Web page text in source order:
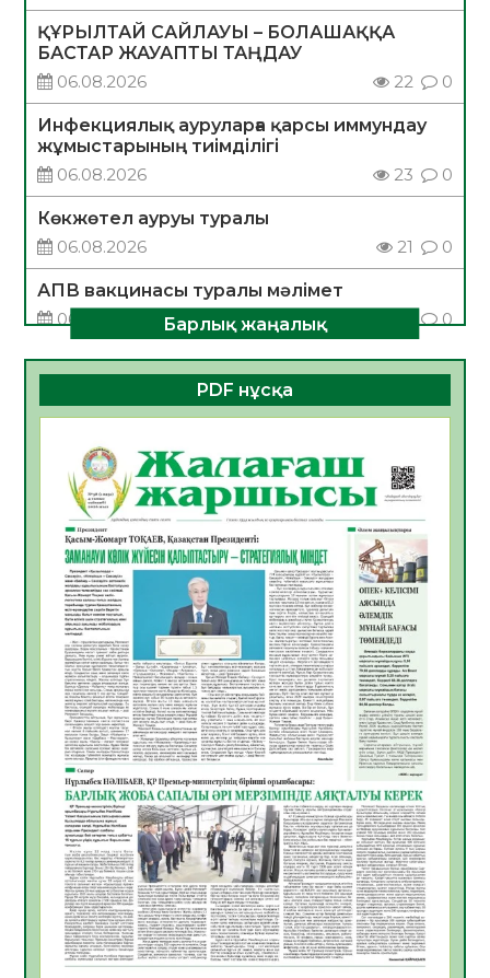
ҚҰРЫЛТАЙ САЙЛАУЫ – БОЛАШАҚҚА
БАСТАР ЖАУАПТЫ ТАҢДАУ
06.08.2026
22 0
Инфекциялық ауруларға қарсы иммундау
жұмыстарының тиімділігі
06.08.2026
23 0
Көкжөтел ауруы туралы
06.08.2026
21 0
АПВ вакцинасы туралы мәлімет
06.08.2026
0
Open Air: Қызылорда облысы полиция
департаменті 20 мыңнан астам
көрерменнің қауіпсіздігін қамтамасыз етті
ҚЫЗЫЛОРДАДА «САНАЛЫ ҰРПАҚ –
ЖАРҚЫН БОЛАШАҚ» АТТЫ КЕҢЕЙТІЛГЕН
МӘЖІЛІС ӨТТІ
05.08.2026
34
Қазақстан Орталық Азиядағы көшуге ең
қолайлы ел атанды
05.08.2026
35
Өрт қауіпсіздігі талаптарын сақтау – әр
азаматтың міндеті
05.08.2026
35
Руслан Рүстемұлы облыс әкімінің
кеңесшісі болып тағайындалды
05.08.2026
33
Цифрландыру саласын дамыту аясында
салынатын жаңа орталықтың жобасы
талқыланды
05.08.2026
32
Барлық жаңалық
PDF нұсқа